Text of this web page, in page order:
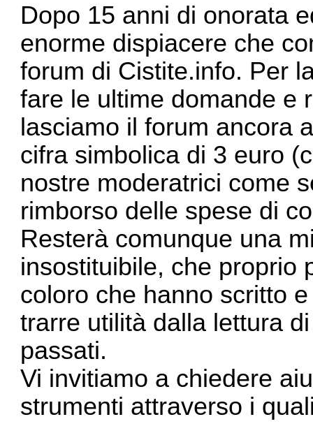
Dopo 15 anni di onorata
enorme dispiacere che
forum di Cistite.info. Per
fare le ultime domande e
lasciamo il forum ancora
cifra simbolica di 3 euro
nostre moderatrici come
rimborso delle spese di
Resterà comunque una
insostituibile, che proprio
coloro che hanno scritto
trarre utilità dalla lettura
passati.
Vi invitiamo a chiedere
strumenti attraverso i